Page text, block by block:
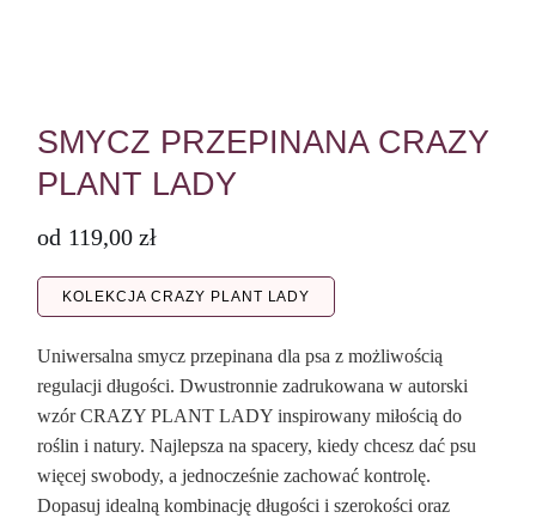
SMYCZ PRZEPINANA CRAZY
PLANT LADY
od 119,00 zł
KOLEKCJA CRAZY PLANT LADY
Uniwersalna smycz przepinana dla psa z możliwością
regulacji długości. Dwustronnie zadrukowana w autorski
wzór CRAZY PLANT LADY inspirowany miłością do
roślin i natury. Najlepsza na spacery, kiedy chcesz dać psu
więcej swobody, a jednocześnie zachować kontrolę.
Dopasuj idealną kombinację długości i szerokości oraz